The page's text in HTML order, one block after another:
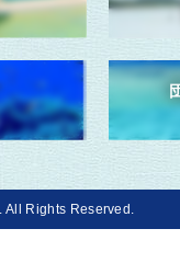
. All Rights Reserved.